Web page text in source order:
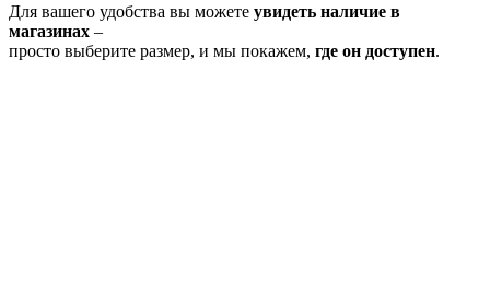
Для вашего удобства вы можете увидеть наличие в
магазинах –
просто выберите размер, и мы покажем, где он доступен.